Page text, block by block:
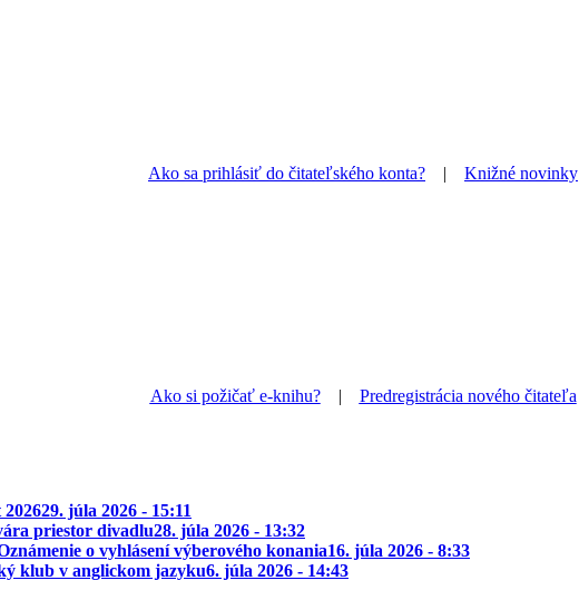
Ako sa prihlásiť do čitateľského konta? | Knižné novinky
Ako si požičať e-knihu?| Predregistrácia nového čitateľa
202629. júla 2026 - 15:11
priestor divadlu28. júla 2026 - 13:32
o vyhlásení výberového konania16. júla 2026 - 8:33
klub v anglickom jazyku6. júla 2026 - 14:43